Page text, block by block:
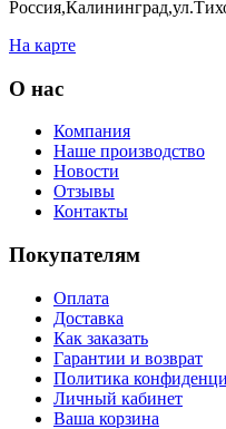
На карте
О нас
Компания
Наше производство
Новости
Отзывы
Контакты
Покупателям
Оплата
Доставка
Как заказать
Гарантии и возврат
Политика
Личный кабинет
Ваша корзина